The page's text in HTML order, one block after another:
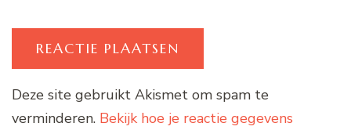
Deze site gebruikt Akismet om spam te
verminderen. Bekijk hoe je reactie gegevens